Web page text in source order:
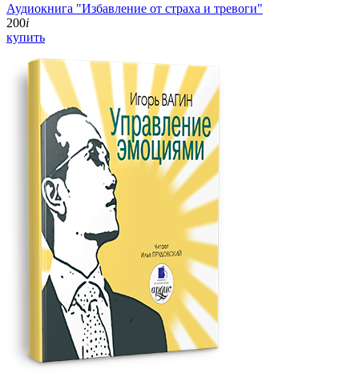
Аудиокнига "Избавление от страха и тревоги"
200i
купить